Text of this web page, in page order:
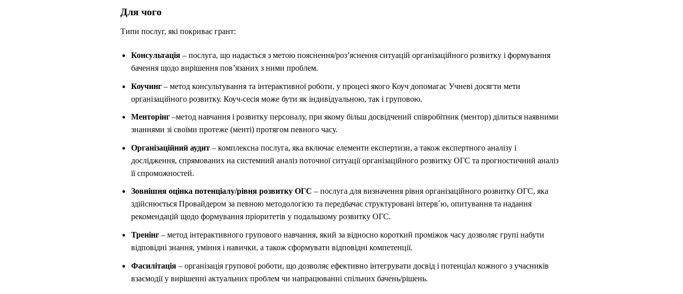
Для чого
Типи послуг, які покриває грант:
Консультація– послуга, що надається з метою пояснення/роз’яснення ситуацій організаційного розвитку і формування
бачення щодо вирішення пов’язаних з ними проблем.
Коучинг– метод консультування та інтерактивної роботи, у процесі якого Коуч допомагає Учневі досягти мети
організаційного розвитку. Коуч-сесія може бути як індивідуальною, так і груповою.
Менторінг–метод навчання і розвитку персоналу, при якому більш досвідчений співробітник (ментор) ділиться наявними
знаннями зі своїми протеже (менті) протягом певного часу.
Організаційний аудит– комплексна послуга, яка включає елементи експертизи, а також експертного аналізу і
дослідження, спрямованих на системний аналіз поточної ситуації організаційного розвитку ОГС та прогностичний аналіз
її спроможностей.
Зовнішня оцінка потенціалу/рівня розвитку ОГС – послуга для визначення рівня організаційного розвитку ОГС, яка
здійснюється Провайдером за певною методологією та передбачає структуровані інтерв´ю, опитування та надання
рекомендацій щодо формування пріоритетів у подальшому розвитку ОГС.
Тренінг– метод інтерактивного групового навчання, який за відносно короткий проміжок часу дозволяє групі набути
відповідні знання, уміння і навички, а також сформувати відповідні компетенції.
Фасилітація– організація групової роботи, що дозволяє ефективно інтегрувати досвід і потенціал кожного з учасників
взаємодії у вирішенні актуальних проблем чи напрацюванні спільних бачень/рішень.